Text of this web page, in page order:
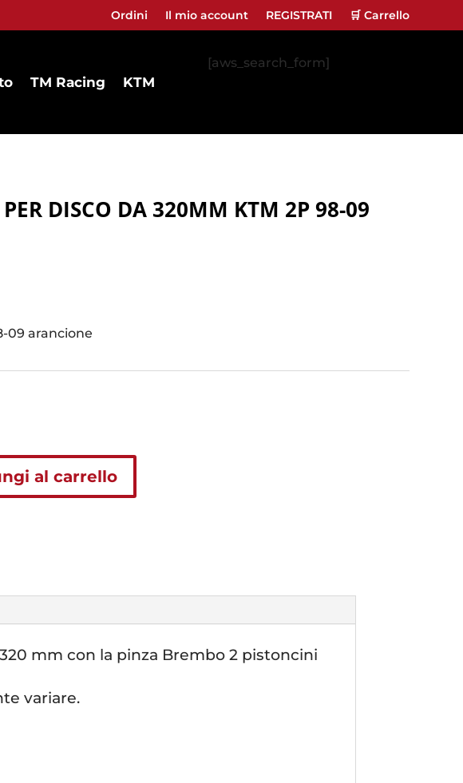
Ordini Il mio account REGISTRATI 🛒 Carrello
TM Racing KTM
[aws_search_form]
DISCO DA 320MM KTM 2P 98-09
09 arancione
al carrello
mm con la pinza Brembo 2 pistoncini
variare.